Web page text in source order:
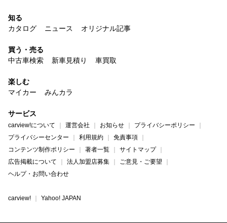
知る
カタログ
ニュース オリジナル記事
買う・売る
中古車検索
新車見積り 車買取
楽しむ
マイカー
みんカラ
サービス
carview!について 運営会社 お知らせ
プライバシーポリシー
プライバシーセンター
利用規約
免責事項
コンテンツ制作ポリシー
著者一覧
サイトマップ
広告掲載について
法人加盟店募集
ご意見・ご要望
ヘルプ・お問い合わせ
carview! Yahoo! JAPAN